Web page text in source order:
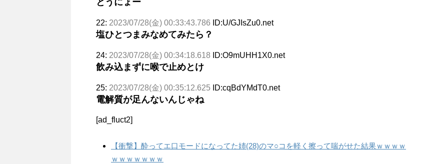
とうにょー
22: 2023/07/28(金) 00:33:43.786 ID:U/GJIsZu0.net
塩ひとつまみなめてみたら？
24: 2023/07/28(金) 00:34:18.618 ID:O9mUHH1X0.net
飲み込まずに喉で止めとけ
25: 2023/07/28(金) 00:35:12.625 ID:cqBdYMdT0.net
電解質が足んないんじゃね
[ad_fluct2]
【衝撃】酔ってエ口モードになってた姉(28)のマ○コを軽く擦って喘がせた結果ｗｗｗｗ
ｗｗｗｗｗｗｗ